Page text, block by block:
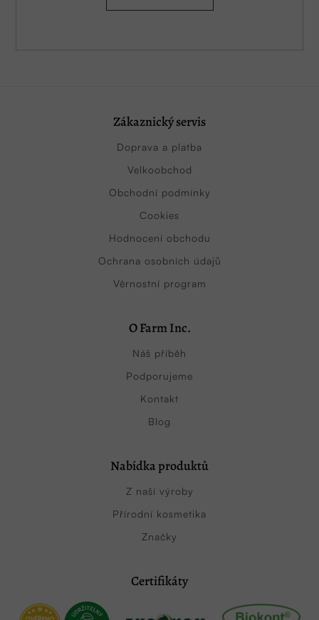
Zákaznický servis
Doprava a platba
Velkoobchod
Obchodní podmínky
Cookies
Hodnocení obchodu
Ochrana osobních údajů
Věrnostní program
O Farm Inc.
Náš příběh
Podporujeme
Kontakt
Blog
Nabídka produktů
Z naší výroby
Přírodní kosmetika
Značky
Certifikáty